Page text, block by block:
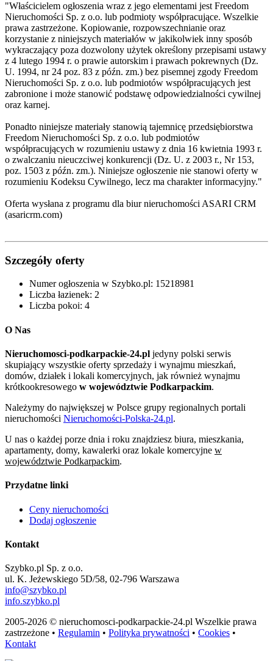
"Właścicielem ogłoszenia wraz z jego elementami jest Freedom
Nieruchomości Sp. z o.o. lub podmioty współpracujące. Wszelkie
prawa zastrzeżone. Kopiowanie, rozpowszechnianie oraz
korzystanie z niniejszych materiałów w jakikolwiek inny sposób
wykraczający poza dozwolony użytek określony przepisami ustawy
z 4 lutego 1994 r. o prawie autorskim i prawach pokrewnych (Dz.
U. 1994, nr 24 poz. 83 z późn. zm.) bez pisemnej zgody Freedom
Nieruchomości Sp. z o.o. lub podmiotów współpracujących jest
zabronione i może stanowić podstawę odpowiedzialności cywilnej
oraz karnej.
Ponadto niniejsze materiały stanowią tajemnicę przedsiębiorstwa
Freedom Nieruchomości Sp. z o.o. lub podmiotów
współpracujących w rozumieniu ustawy z dnia 16 kwietnia 1993 r.
o zwalczaniu nieuczciwej konkurencji (Dz. U. z 2003 r., Nr 153,
poz. 1503 z późn. zm.). Niniejsze ogłoszenie nie stanowi oferty w
rozumieniu Kodeksu Cywilnego, lecz ma charakter informacyjny."
Oferta wysłana z programu dla biur nieruchomości ASARI CRM
(asaricrm.com)
Szczegóły oferty
Numer ogłoszenia w Szybko.pl: 15218981
Liczba łazienek: 2
Liczba pokoi: 4
O Nas
Nieruchomosci-podkarpackie-24.pl jedyny polski serwis
skupiający wszystkie oferty sprzedaży i wynajmu mieszkań,
domów, działek i lokali komercyjnych, jak również wynajmu
krótkookresowego w województwie Podkarpackim.
Należymy do największej w Polsce grupy regionalnych portali
nieruchomości Nieruchomości-Polska-24.pl.
U nas o każdej porze dnia i roku znajdziesz biura, mieszkania,
apartamenty, domy, kawalerki oraz lokale komercyjne w
województwie Podkarpackim.
Przydatne linki
Ceny nieruchomości
Dodaj ogłoszenie
Kontakt
Szybko.pl Sp. z o.o.
ul. K. Jeżewskiego 5D/58, 02-796 Warszawa
info@szybko.pl
info.szybko.pl
2005-2026 © nieruchomosci-podkarpackie-24.pl Wszelkie prawa
zastrzeżone • Regulamin • Polityka prywatności • Cookies •
Kontakt